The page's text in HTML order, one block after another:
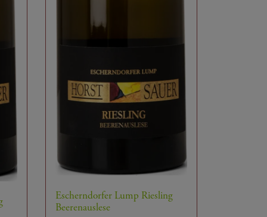
Escherndorfer Lump Riesling
Beerenauslese